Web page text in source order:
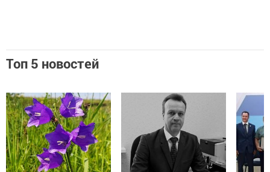
Топ 5 новостей